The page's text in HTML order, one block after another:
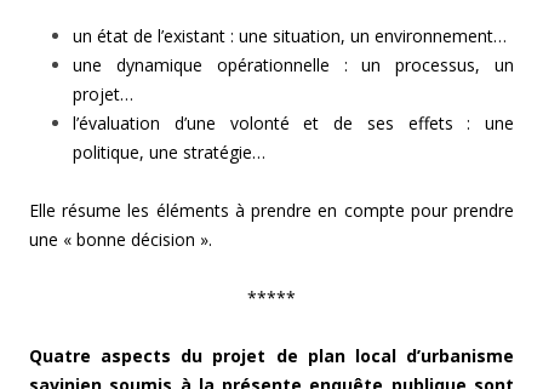
un état de l’existant : une situation, un environnement…
une dynamique opérationnelle : un processus, un
projet…
l’évaluation d’une volonté et de ses effets : une
politique, une stratégie…
Elle résume les éléments à prendre en compte pour prendre
une « bonne décision ».
*****
Quatre aspects du projet de plan local d’urbanisme